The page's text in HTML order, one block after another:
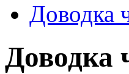
Доводка
Доводка